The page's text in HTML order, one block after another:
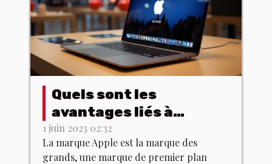
Quels sont les
avantages liés à
l’utilisation des
ordinateurs Apple ?
1 juin 2023 02:32
La marque Apple est la marque des
grands, une marque de premier plan